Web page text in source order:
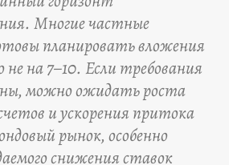
Многие частные
планировать вложения
не на 7–10. Если требования
можно ожидать роста
и ускорения притока
рынок, особенно
снижения ставок